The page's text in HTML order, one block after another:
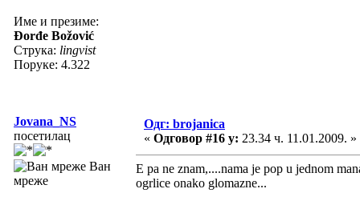
Име и презиме:
Đorđe Božović
Струка: lingvist
Поруке: 4.322
Jovana_NS
посетилац
Ван
мреже
Одг: brojanica
« Одговор #16 у: 23.34 ч. 11.01.2009. »
E pa ne znam,....nama je pop u jednom
ogrlice onako glomazne...